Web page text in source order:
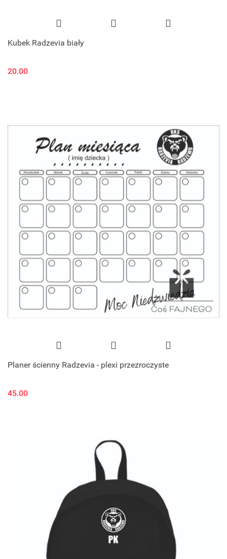
Kubek Radzevia biały
20.00
Planer ścienny Radzevia - plexi przezroczyste
45.00